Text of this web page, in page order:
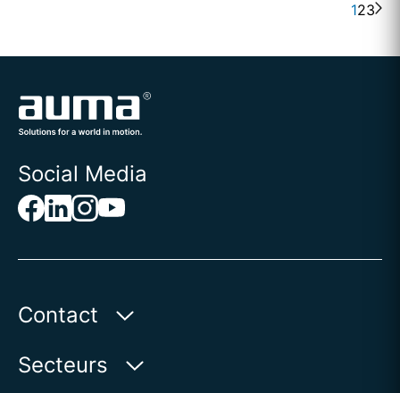
123
Social Media
Contact
AUMA Riester
Secteurs